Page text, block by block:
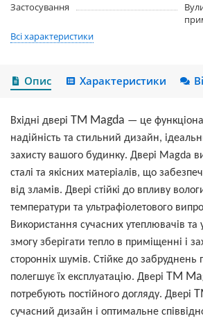
Застосування
Всі характеристики
Опис Характеристики
Вхідні двері ТМ Magda — це
надійність та стильний дизайн,
захисту вашого будинку. Двері Magda
сталі та якісних матеріалів, що
від зламів. Двері стійкі до впливу
температури та ультрафіолетового
Використання сучасних утеплювачів
змогу зберігати тепло в приміщенні і
сторонніх шумів. Стійке до забруднень
полегшує їх експлуатацію. Двері ТМ
потребують постійного догляду. Двері
сучасний дизайн і оптимальне